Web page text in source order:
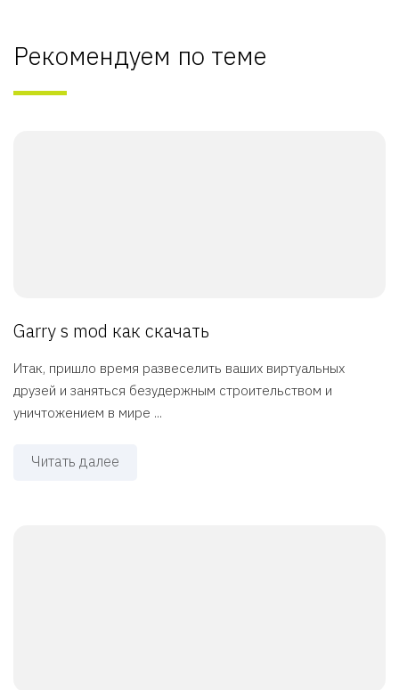
Рекомендуем по теме
Garry s mod как скачать
Итак, пришло время развеселить ваших виртуальных
друзей и заняться безудержным строительством и
уничтожением в мире ...
Читать далее